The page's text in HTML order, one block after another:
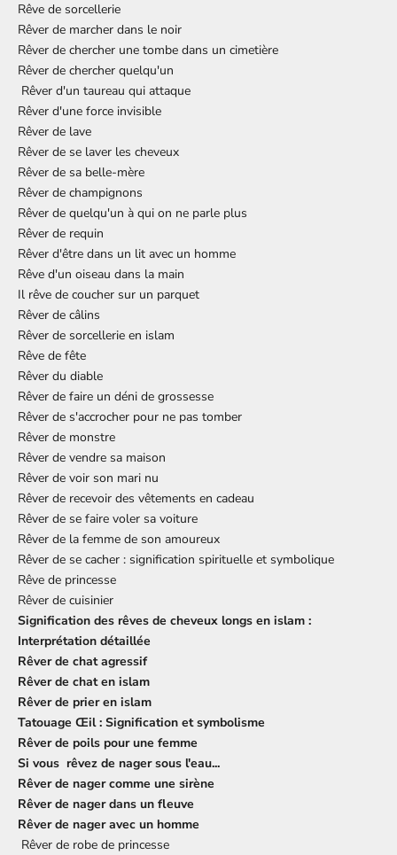
Rêve de sorcellerie
Rêver de marcher dans le noir
Rêver de chercher une tombe dans un cimetière
Rêver de chercher quelqu'un
Rêver d'un taureau qui attaque
Rêver d'une force invisible
Rêver de lave
Rêver de se laver les cheveux
Rêver de sa belle-mère
Rêver de champignons
Rêver de quelqu'un à qui on ne parle plus
Rêver de requin
Rêver d'être dans un lit avec un homme
Rêve d'un oiseau dans la main
Il rêve de coucher sur un parquet
Rêver de câlins
Rêver de sorcellerie en islam
Rêve de fête
Rêver du diable
Rêver de faire un déni de grossesse
Rêver de s'accrocher pour ne pas tomber
Rêver de monstre
Rêver de vendre sa maison
Rêver de voir son mari nu
Rêver de recevoir des vêtements en cadeau
Rêver de se faire voler sa voiture
Rêver de la femme de son amoureux
Rêver de se cacher : signification spirituelle et symbolique
Rêve de princesse
Rêver de cuisinier
Signification des rêves de cheveux longs en islam :
Interprétation détaillée
Rêver de chat agressif
Rêver de chat en islam
Rêver de prier en islam
Tatouage Œil : Signification et symbolisme
Rêver de poils pour une femme
Si vous rêvez de nager sous l'eau...
Rêver de nager comme une sirène
Rêver de nager dans un fleuve
Rêver de nager avec un homme
Rêver de robe de princesse